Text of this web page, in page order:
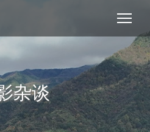
杂谈